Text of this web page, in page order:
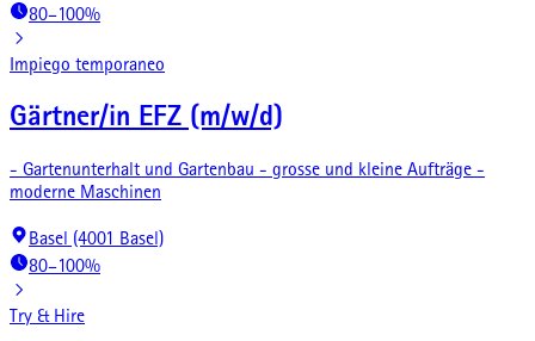
80–100%
Impiego temporaneo
Gärtner/in EFZ (m/w/d)
- Gartenunterhalt und Gartenbau - grosse und kleine Aufträge -
moderne Maschinen
Basel (4001 Basel)
80–100%
Try & Hire